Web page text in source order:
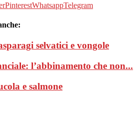
PinterestWhatsappTelegram
selvatici e vongole
l’abbinamento che non...
e salmone